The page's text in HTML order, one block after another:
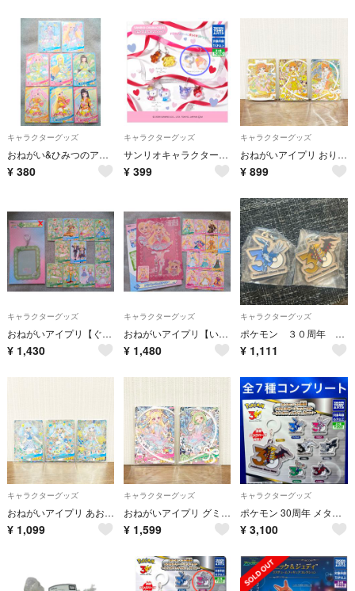
キャラクターグッズ
おねがい&ひみつのアイプリ【あめぽつぽつ コーデ】カード８枚セット
¥ 380
キャラクターグッズ
サンリオキャラクターズ なかよしドロップチャーム リトルツインスターズ
¥ 399
キャラクターグッズ
おねがいアイプリ おりびあ ガーデンラビット メルヘンフェスイエロー ゆうきのフラワーバズリウム
¥ 899
キャラクターグッズ
おねがいアイプリ【ぐみ】DMMくじ C賞カードケースキーホルダー ＋カード11枚セット
¥ 1,430
キャラクターグッズ
おねがいアイプリ【いのり】DMMくじ E賞クリアファイル&ステッカー ＋カード14枚セット
¥ 1,480
キャラクターグッズ
ポケモン ３０周年 メタルチャームマスコット
¥ 1,111
キャラクターグッズ
おねがいアイプリ あおあ リボンアイドルブルー トキメキトゥインクルブルー
¥ 1,099
キャラクターグッズ
おねがいアイプリ グミ1弾 いのり ぐみ リボンバレリーナオーロラピンク
¥ 1,599
キャラクターグッズ
ポケモン 30周年 メタルチャームマスコット シンオウ、イッシュ、カロス 第三弾 全7種 コンプリートセット ガチャ めじるし
¥ 3,100